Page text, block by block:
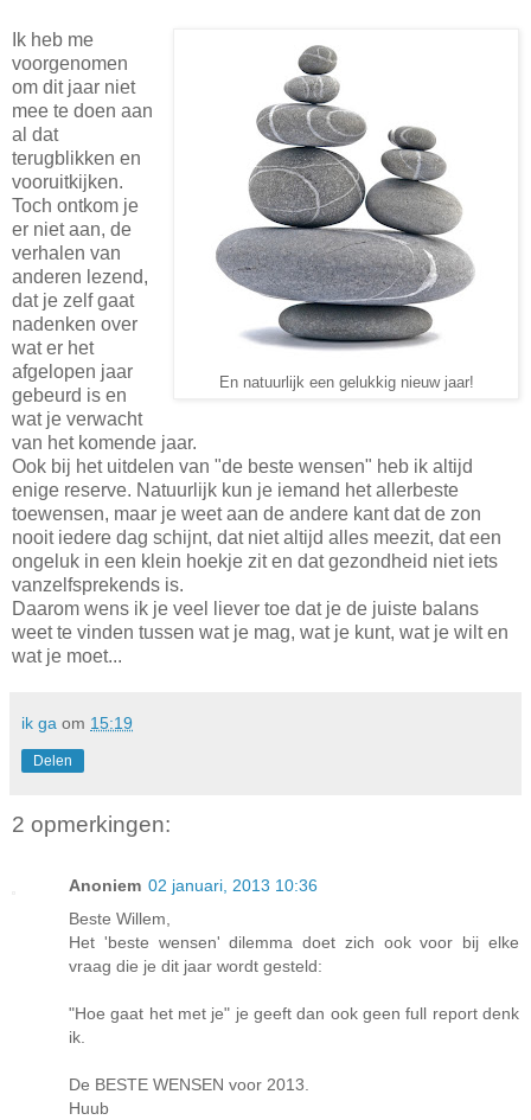
En natuurlijk een gelukkig nieuw jaar!
Ik heb me
voorgenomen
om dit jaar niet
mee te doen aan
al dat
terugblikken en
vooruitkijken.
Toch ontkom je
er niet aan, de
verhalen van
anderen lezend,
dat je zelf gaat
nadenken over
wat er het
afgelopen jaar
gebeurd is en
wat je verwacht
van het komende jaar.
Ook bij het uitdelen van "de beste wensen" heb ik altijd
enige reserve. Natuurlijk kun je iemand het allerbeste
toewensen, maar je weet aan de andere kant dat de zon
nooit iedere dag schijnt, dat niet altijd alles meezit, dat een
ongeluk in een klein hoekje zit en dat gezondheid niet iets
vanzelfsprekends is.
Daarom wens ik je veel liever toe dat je de juiste balans
weet te vinden tussen wat je mag, wat je kunt, wat je wilt en
wat je moet...
ik ga om 15:19
Delen
2 opmerkingen:
Anoniem 02 januari, 2013 10:36
Beste Willem,
Het 'beste wensen' dilemma doet zich ook voor bij elke
vraag die je dit jaar wordt gesteld:
"Hoe gaat het met je" je geeft dan ook geen full report denk
ik.
De BESTE WENSEN voor 2013.
Huub